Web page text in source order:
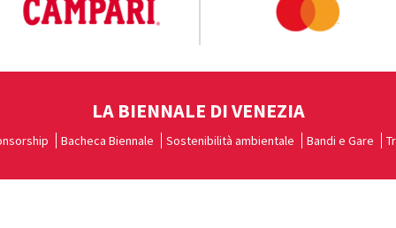
LA BIENNALE DI VENEZIA
Bacheca Biennale Sostenibilità ambientale Bandi e Gare